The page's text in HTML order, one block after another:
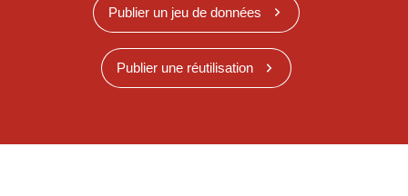
Publier un jeu de données
Publier une réutilisation